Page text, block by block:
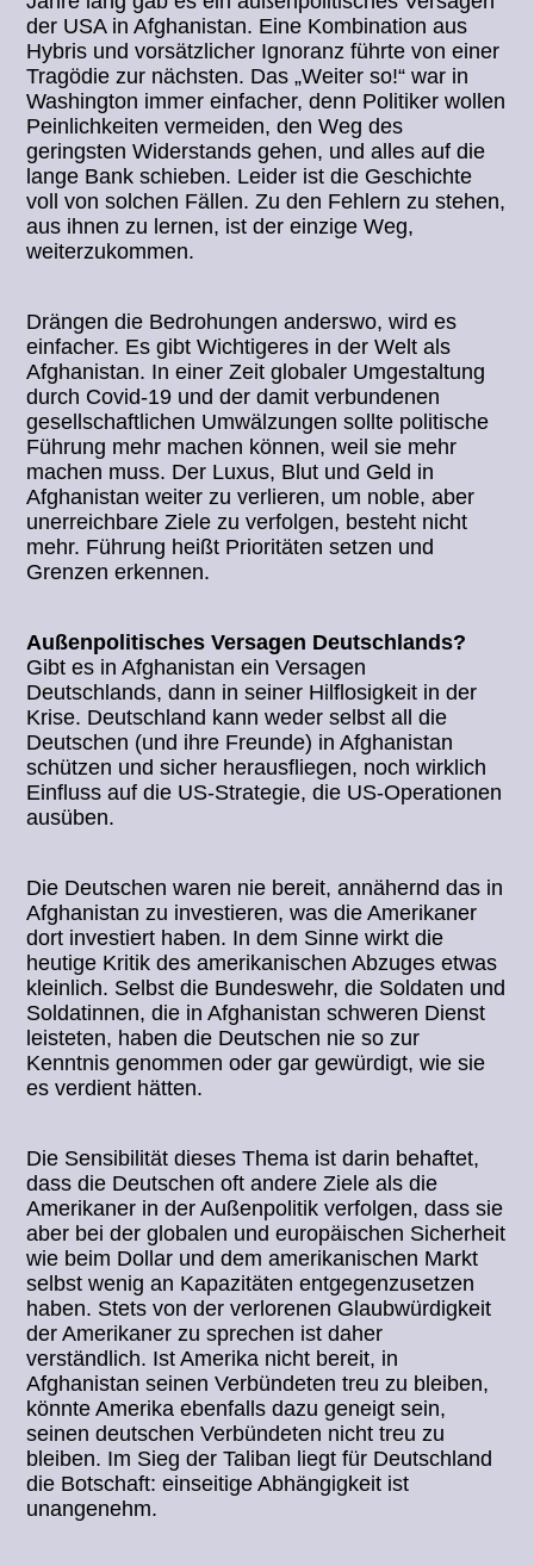
der USA in Afghanistan. Eine Kombination aus
Hybris und vorsätzlicher Ignoranz führte von einer
Tragödie zur nächsten. Das „Weiter so!“ war in
Washington immer einfacher, denn Politiker wollen
Peinlichkeiten vermeiden, den Weg des
geringsten Widerstands gehen, und alles auf die
lange Bank schieben. Leider ist die Geschichte
voll von solchen Fällen. Zu den Fehlern zu stehen,
aus ihnen zu lernen, ist der einzige Weg,
weiterzukommen.
Drängen die Bedrohungen anderswo, wird es
einfacher. Es gibt Wichtigeres in der Welt als
Afghanistan. In einer Zeit globaler Umgestaltung
durch Covid-19 und der damit verbundenen
gesellschaftlichen Umwälzungen sollte politische
Führung mehr machen können, weil sie mehr
machen muss. Der Luxus, Blut und Geld in
Afghanistan weiter zu verlieren, um noble, aber
unerreichbare Ziele zu verfolgen, besteht nicht
mehr. Führung heißt Prioritäten setzen und
Grenzen erkennen.
Außenpolitisches Versagen Deutschlands?
Gibt es in Afghanistan ein Versagen
Deutschlands, dann in seiner Hilflosigkeit in der
Krise. Deutschland kann weder selbst all die
Deutschen (und ihre Freunde) in Afghanistan
schützen und sicher herausfliegen, noch wirklich
Einfluss auf die US-Strategie, die US-Operationen
ausüben.
Die Deutschen waren nie bereit, annähernd das in
Afghanistan zu investieren, was die Amerikaner
dort investiert haben. In dem Sinne wirkt die
heutige Kritik des amerikanischen Abzuges etwas
kleinlich. Selbst die Bundeswehr, die Soldaten und
Soldatinnen, die in Afghanistan schweren Dienst
leisteten, haben die Deutschen nie so zur
Kenntnis genommen oder gar gewürdigt, wie sie
es verdient hätten.
Die Sensibilität dieses Thema ist darin behaftet,
dass die Deutschen oft andere Ziele als die
Amerikaner in der Außenpolitik verfolgen, dass sie
aber bei der globalen und europäischen Sicherheit
wie beim Dollar und dem amerikanischen Markt
selbst wenig an Kapazitäten entgegenzusetzen
haben. Stets von der verlorenen Glaubwürdigkeit
der Amerikaner zu sprechen ist daher
verständlich. Ist Amerika nicht bereit, in
Afghanistan seinen Verbündeten treu zu bleiben,
könnte Amerika ebenfalls dazu geneigt sein,
seinen deutschen Verbündeten nicht treu zu
bleiben. Im Sieg der Taliban liegt für Deutschland
die Botschaft: einseitige Abhängigkeit ist
unangenehm.